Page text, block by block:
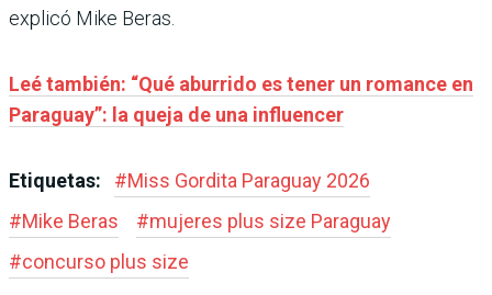
explicó Mike Beras.
Leé también: “Qué aburrido es tener un romance en
Paraguay”: la queja de una influencer
Etiquetas: #Miss Gordita Paraguay 2026
#Mike Beras #mujeres plus size Paraguay
#concurso plus size